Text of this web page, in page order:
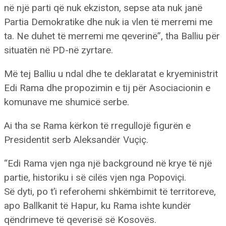
në një parti që nuk ekziston, sepse ata nuk janë
Partia Demokratike dhe nuk ia vlen të merremi me
ta. Ne duhet të merremi me qeverinë”, tha Balliu për
situatën në PD-në zyrtare.
Më tej Balliu u ndal dhe te deklaratat e kryeministrit
Edi Rama dhe propozimin e tij për Asociacionin e
komunave me shumicë serbe.
Ai tha se Rama kërkon të rregullojë figurën e
Presidentit serb Aleksandër Vuçiç.
“Edi Rama vjen nga një background në krye të një
partie, historiku i së cilës vjen nga Popoviçi.
Së dyti, po t’i referohemi shkëmbimit të territoreve,
apo Ballkanit të Hapur, ku Rama ishte kundër
qëndrimeve të qeverisë së Kosovës.